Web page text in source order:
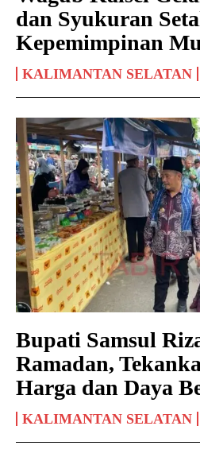
dan Syukuran
Kepemimpinan
KALIMANTAN SELATAN
Bupati Samsul
Ramadan,
Harga dan Daya
KALIMANTAN SELATAN